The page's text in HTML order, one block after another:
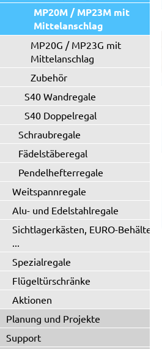
MP20M / MP23M mit
Mittelanschlag
MP20G / MP23G mit
Mittelanschlag
Zubehör
S40 Wandregale
S40 Doppelregal
Schraubregale
Fädelstäberegal
Pendelhefterregale
Weitspannregale
Alu- und Edelstahlregale
Sichtlagerkästen, EURO-Behälter
...
Spezialregale
Flügeltürschränke
Aktionen
Planung und Projekte
Support